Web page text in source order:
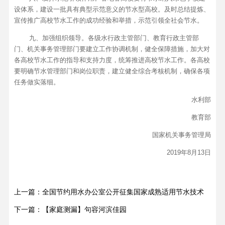
设体系，建设一批具有典型示范意义的节水型高校。及时总结提炼、
宣传推广高校节水工作的成功经验和举措，示范引领全社会节水。
九、加强组织领导。各级水行政主管部门、教育行政主管部
门、机关事务管理部门要建立工作协调机制，健全保障措施，加大对
各高校节水工作的指导和支持力度，统筹推进高校节水工作。各高校
要明确节水管理部门和岗位职责，建立健全综合考核机制，确保各项
任务做实落细。
水利部
教育部
国家机关事务管理局
2019年8月13日
上一篇：全国节约用水办公室公开征集国家成熟适用节水技术
下一篇：【家庭测漏】句容河滨佳园